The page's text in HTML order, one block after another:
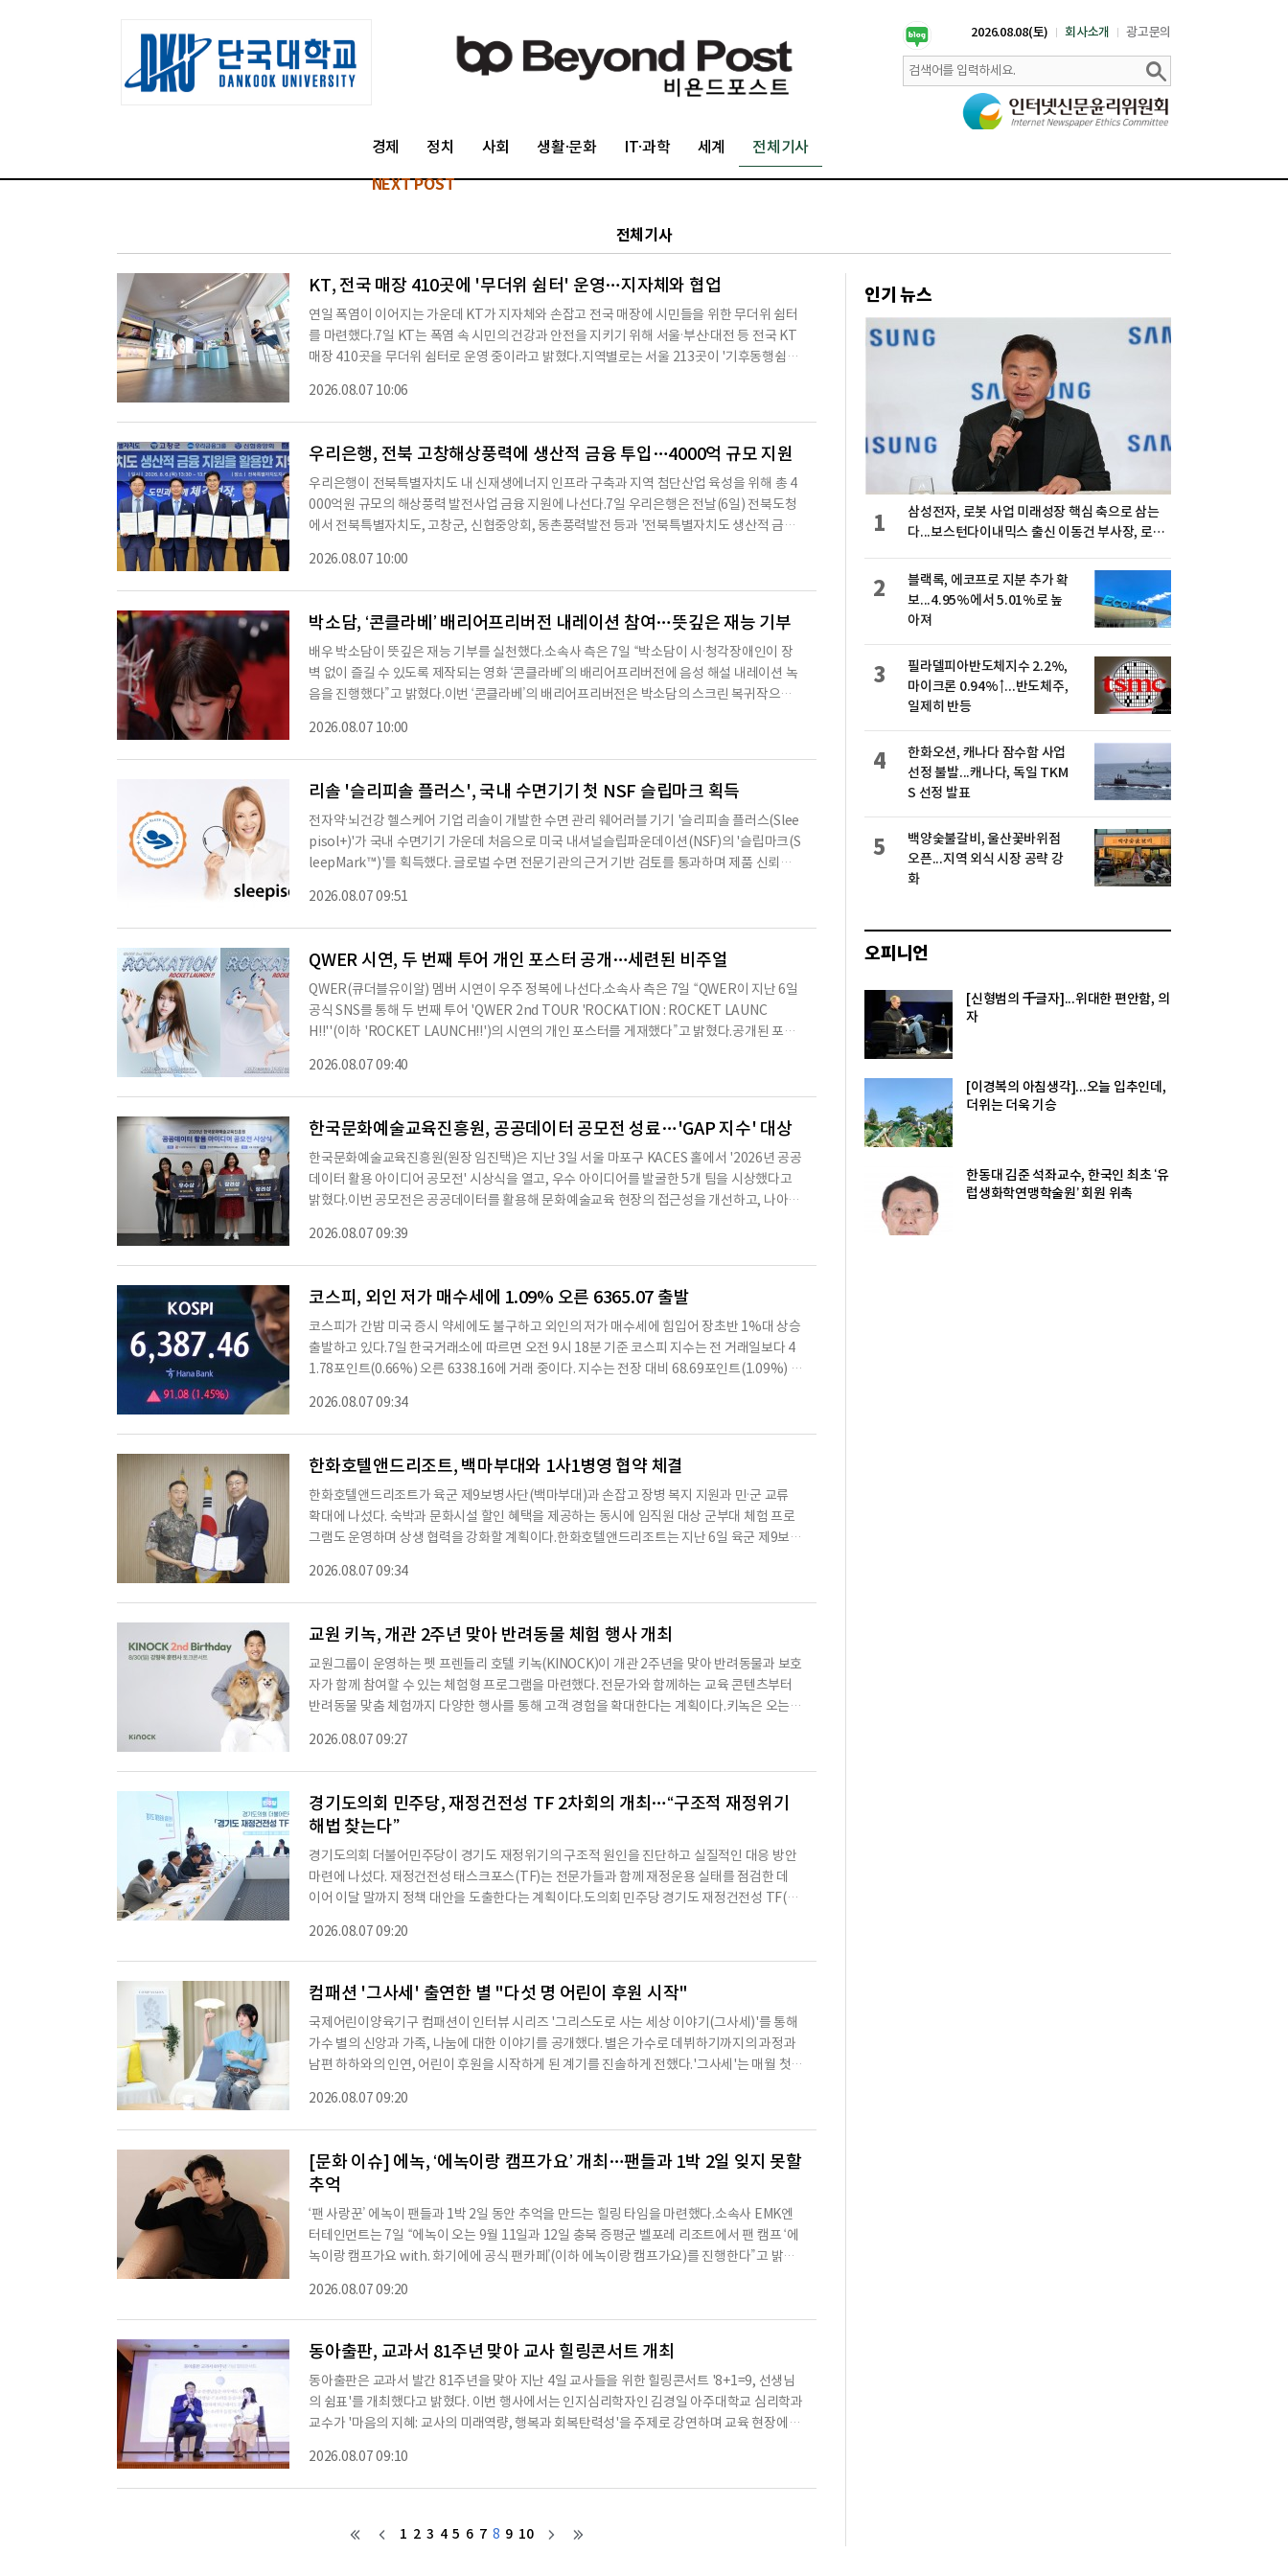
2026.08.08(토) 회사소개 광고문의
경제 정치 사회 생활·문화 IT·과학 세계 전체기사
NEXT POST
전체기사
KT, 전국 매장 410곳에 '무더위 쉼터' 운영…지자체와 협업
연일 폭염이 이어지는 가운데 KT가 지자체와 손잡고 전국 매장에 시민들을 위한 무더위 쉼터
를 마련했다.7일 KT는 폭염 속 시민의 건강과 안전을 지키기 위해 서울·부산·대전 등 전국 KT
매장 410곳을 무더위 쉼터로 운영 중이라고 밝혔다.지역별로는 서울 213곳이 '기후동행쉼
는 각 지자체와 협업해 접근성이 높은 KT 매장을 쉼터로 제공하고 있다. 매장 입구에는 지자체
별 쉼터 인증 현판이 부착돼 있어 누구나 자유롭게 이용 가능하다.
2026.08.07 10:06
우리은행, 전북 고창해상풍력에 생산적 금융 투입…4000억 규모 지원
우리은행이 전북특별자치도 내 신재생에너지 인프라 구축과 지역 첨단산업 육성을 위해 총 4
000억원 규모의 해상풍력 발전사업 금융 지원에 나선다.7일 우리은행은 전날(6일) 전북도청
에서 전북특별자치도, 고창군, 신협중앙회, 동촌풍력발전 등과 '전북특별자치도 생산적 금융
식에는 전북특별자치도 이원택 도지사를 비롯해 우리은행 이명수 IB그룹장, 고창군 심덕섭
군수, 신협중앙회 고영철 회장, 동촌풍력발전 오희종 대표이사 등 관계기관 주요 경영진이 참
석했다.이번 협약은 전북 고창군 공유수면 일대에 76.2MW 규모의 해상풍력 발전소를 조성·운
2026.08.07 10:00
박소담, ‘콘클라베’ 배리어프리버전 내레이션 참여…뜻깊은 재능 기부
배우 박소담이 뜻깊은 재능 기부를 실천했다.소속사 측은 7일 “박소담이 시·청각장애인이 장
벽 없이 즐길 수 있도록 제작되는 영화 ‘콘클라베’의 배리어프리버전에 음성 해설 내레이션 녹
음을 진행했다”고 밝혔다.이번 ‘콘클라베’의 배리어프리버전은 박소담의 스크린 복귀작으로
레이션과 김미조 감독 특유의 감각적인 연출력이 만나, 작품의 몰입도를 한층 높일 것으로 기
대를 모은다.박소담은 섬세한 감성과 안정적인 전달력으로 작품 속 긴장감은 물론, 인물들의
2026.08.07 10:00
리솔 '슬리피솔 플러스', 국내 수면기기 첫 NSF 슬립마크 획득
전자약·뇌건강 헬스케어 기업 리솔이 개발한 수면 관리 웨어러블 기기 '슬리피솔 플러스(Slee
pisol+)'가 국내 수면기기 가운데 처음으로 미국 내셔널슬립파운데이션(NSF)의 '슬립마크(S
leepMark™)'를 획득했다. 글로벌 수면 전문기관의 근거 기반 검토를 통과하며 제품 신뢰성
크를 획득했다고 밝혔다. 1990년 설립된 NSF는 수면 건강 연구와 교육, 대국민 인식 개선 활
동을 수행하는 미국의 독립 비영리기관이다. 슬립마크는 소비자용 수면 제품과 서비스가 NSF
2026.08.07 09:51
QWER 시연, 두 번째 투어 개인 포스터 공개…세련된 비주얼
QWER(큐더블유이알) 멤버 시연이 우주 정복에 나선다.소속사 측은 7일 “QWER이 지난 6일
공식 SNS를 통해 두 번째 투어 'QWER 2nd TOUR 'ROCKATION : ROCKET LAUNC
H!!''(이하 'ROCKET LAUNCH!!')의 시연의 개인 포스터를 게재했다”고 밝혔다.공개된 포스
을 향한 당찬 포부를 전한 가운데, 시연은 더 넓은 세상을 향해 밝게 인사하며 'ROCKET LAU
NCH!!'에 대한 기대감을 높였다.'ROCKET LAUNCH!!'는 우주로 뻗어나가는 로켓처럼, 더 넓
팀워크를 바탕으로 한층 진
2026.08.07 09:40
한국문화예술교육진흥원, 공공데이터 공모전 성료…'GAP 지수' 대상
한국문화예술교육진흥원(원장 임진택)은 지난 3일 서울 마포구 KACES 홀에서 '2026년 공공
데이터 활용 아이디어 공모전' 시상식을 열고, 우수 아이디어를 발굴한 5개 팀을 시상했다고
밝혔다.이번 공모전은 공공데이터를 활용해 문화예술교육 현장의 접근성을 개선하고, 나아가
개 팀이 참여했으며, 서면 및 발표 심사를 거쳐 문제 인식 및 공공성, 정보 활용성, 기대효과 등
을 종합적으로 평가해 대상 1팀, 우수상 1팀, 장려상 3팀이 최종 선정됐다.영예의 대상은 '아
2026.08.07 09:39
코스피, 외인 저가 매수세에 1.09% 오른 6365.07 출발
코스피가 간밤 미국 증시 약세에도 불구하고 외인의 저가 매수세에 힘입어 장초반 1%대 상승
출발하고 있다.7일 한국거래소에 따르면 오전 9시 18분 기준 코스피 지수는 전 거래일보다 4
1.78포인트(0.66%) 오른 6338.16에 거래 중이다. 지수는 전장 대비 68.69포인트(1.09%) 상
순매수 중이고 개인은 2598억원 순매도하고 있다.시가총액 상위 10개 종목은 혼조세다. 삼성
전자(2.17%), SK하이닉스(0.33%), 삼성전자우(2.31%), SK스퀘어(0.41%), 삼성전기(2.4
KB금융(-0.06
2026.08.07 09:34
한화호텔앤드리조트, 백마부대와 1사1병영 협약 체결
한화호텔앤드리조트가 육군 제9보병사단(백마부대)과 손잡고 장병 복지 지원과 민·군 교류
확대에 나섰다. 숙박과 문화시설 할인 혜택을 제공하는 동시에 임직원 대상 군부대 체험 프로
그램도 운영하며 상생 협력을 강화할 계획이다.한화호텔앤드리조트는 지난 6일 육군 제9보병
보훈 분야 사회공헌 활동을 이어오고 있으며, 이번 협약은 장병들이 체감할 수 있는 복지 혜택
을 확대하기 위해 마련됐다고 설명했다.협약에 따라 백마부대 장병과 가족은 전국 한화리조트
2026.08.07 09:34
교원 키녹, 개관 2주년 맞아 반려동물 체험 행사 개최
교원그룹이 운영하는 펫 프렌들리 호텔 키녹(KINOCK)이 개관 2주년을 맞아 반려동물과 보호
자가 함께 참여할 수 있는 체험형 프로그램을 마련했다. 전문가와 함께하는 교육 콘텐츠부터
반려동물 맞춤 체험까지 다양한 행사를 통해 고객 경험을 확대한다는 계획이다.키녹은 오는 8
를 진행한다고 밝혔다. 행사는 호텔 내 카페 스니프(Sniff), 로비, 페스타존 등에서 열린다. 20
24년 문을 연 키녹은 반려동물 동반 객실과 펫 특화 시설, 식음료 서비스를 기반으로 반려동물
동반 여행객을 위한 호텔 서비스를 운영해 왔다.행사 기간에는 반려동물 전문가
2026.08.07 09:27
경기도의회 민주당, 재정건전성 TF 2차회의 개최…“구조적 재정위기
해법 찾는다”
경기도의회 더불어민주당이 경기도 재정위기의 구조적 원인을 진단하고 실질적인 대응 방안
마련에 나섰다. 재정건전성 태스크포스(TF)는 전문가들과 함께 재정운용 실태를 점검한 데
이어 이달 말까지 정책 대안을 도출한다는 계획이다.도의회 민주당 경기도 재정건전성 TF(공
도 재정여건과 재정운용 실태를 분석하고 대응 방향을 논의했다고 7일 밝혔다.이날 회의에는
장한별(수원4)·김태희(안산2) 공동단장을 비롯해 김창식 기획재정위원장, 백승기 도청 예산
결산특별위원장, 이채명 교육청 예산결산특별위원장, 유경현 정무수석, 김회철 협치수석,
2026.08.07 09:20
컴패션 '그사세' 출연한 별 "다섯 명 어린이 후원 시작"
국제어린이양육기구 컴패션이 인터뷰 시리즈 '그리스도로 사는 세상 이야기(그사세)'를 통해
가수 별의 신앙과 가족, 나눔에 대한 이야기를 공개했다. 별은 가수로 데뷔하기까지의 과정과
남편 하하와의 인연, 어린이 후원을 시작하게 된 계기를 진솔하게 전했다.'그사세'는 매월 첫째
경험을 소개하는 시리즈다. 지금까지 송은이, 김범수, 백지영, 박위·송지은 부부, 배우 윤유선,
신애라 등이 출연해 자신의 이야기를 나눴다.별은 인터뷰에서 고등학교 시절 TV 프로그램을
2026.08.07 09:20
[문화 이슈] 에녹, ‘에녹이랑 캠프가요’ 개최…팬들과 1박 2일 잊지 못할
추억
‘팬 사랑꾼’ 에녹이 팬들과 1박 2일 동안 추억을 만드는 힐링 타임을 마련했다.소속사 EMK엔
터테인먼트는 7일 “에녹이 오는 9월 11일과 12일 충북 증평군 벨포레 리조트에서 팬 캠프 ‘에
녹이랑 캠프가요 with. 화기에에 공식 팬카페’(이하 에녹이랑 캠프가요)를 진행한다”고 밝혔
카페 화기에에 회원들을 위한 자리로, 에녹이 캠프 장소부터 프로그램까지 하나하나 세세하게
공을 들여 준비했다. 무대와 방송에서 보여준 아티스트 에녹이 아닌, 사람 냄새 나는 에녹의 매
력을 가까이에서 만끽할 기회로 팬들에게 기대감을 안기고 있다.에녹은 1
2026.08.07 09:20
동아출판, 교과서 81주년 맞아 교사 힐링콘서트 개최
동아출판은 교과서 발간 81주년을 맞아 지난 4일 교사들을 위한 힐링콘서트 '8+1=9, 선생님
의 쉼표'를 개최했다고 밝혔다. 이번 행사에서는 인지심리학자인 김경일 아주대학교 심리학과
교수가 '마음의 지혜: 교사의 미래역량, 행복과 회복탄력성'을 주제로 강연하며 교육 현장에서
아니라 어려움을 견디고 다시 일어설 수 있도록 돕는 심리적 자원으로 바라봐야 한다고 말했
다. 그는 큰 성공이나 특별한 경험보다 일상에서 자주 경험하는 작은 행복이 회복탄력성을 높
2026.08.07 09:10
1 2 3 4 5 6 7 8 9 10
인기 뉴스
삼성전자, 로봇 사업 미래성장 핵심 축으로 삼는
다...보스턴다이내믹스 출신 이동건 부사장, 로보
1
블랙록, 에코프로 지분 추가 확
보...4.95%에서 5.01%로 높
아져
2
필라델피아반도체지수 2.2%,
마이크론 0.94%↑...반도체주,
일제히 반등
3
한화오션, 캐나다 잠수함 사업
선정 불발...캐나다, 독일 TKM
S 선정 발표
4
백양숯불갈비, 울산꽃바위점
오픈...지역 외식 시장 공략 강
화
5
오피니언
[신형범의 千글자]...위대한 편안함, 의
자
[이경복의 아침생각]...오늘 입추인데,
더위는 더욱 기승
한동대 김준 석좌교수, 한국인 최초 ‘유
럽생화학연맹학술원’ 회원 위촉